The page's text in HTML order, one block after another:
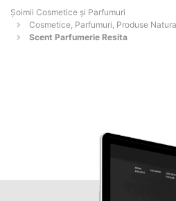
Șoimii Cosmetice și Parfumuri
Cosmetice, Parfumuri, Produse
Scent Parfumerie Resita